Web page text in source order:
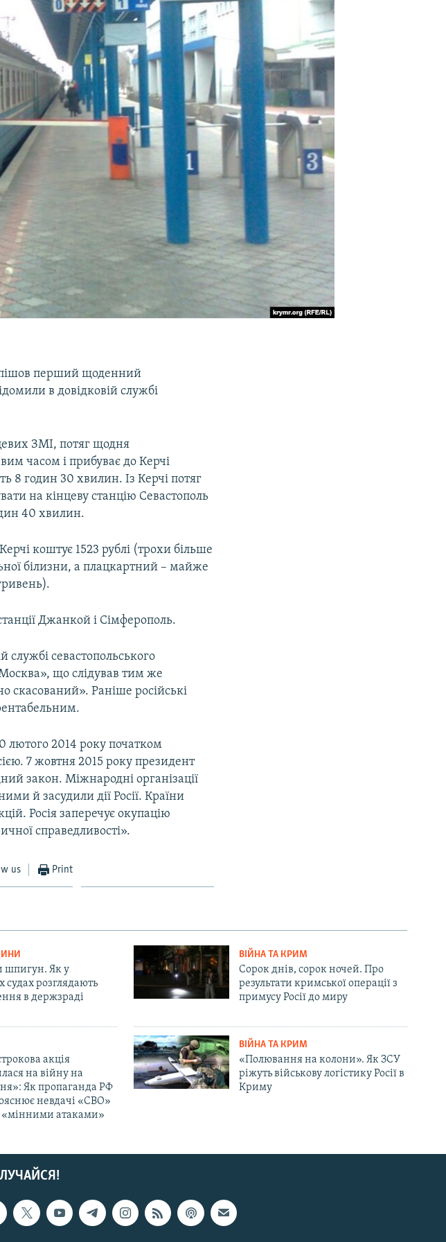
пішов перший щоденний
в довідковій службі
ЗМІ, потяг щодня
часом і прибуває до Керчі
8 годин 30 хвилин. Із Керчі потяг
на кінцеву станцію Севастополь
40 хвилин.
коштує 1523 рублі (трохи більше
білизни, а плацкартний – майже
Джанкой і Сімферополь.
службі севастопольського
що слідував тим же
Раніше російські
лютого 2014 року початком
7 жовтня 2015 року президент
закон. Міжнародні організації
й засудили дії Росії. Країни
Росія заперечує окупацію
справедливості».​
us Print
шпигун. Як у
судах розглядають
в держзраді
ВІЙНА ТА КРИМ
Сорок днів, сорок ночей. Про
результати кримської операції з
примусу Росії до миру
акція
на війну на
Як пропаганда РФ
невдачі «СВО»
«мінними атаками»
ВІЙНА ТА КРИМ
«Полювання на колони». Як ЗСУ
ріжуть військову логістику Росії в
Криму